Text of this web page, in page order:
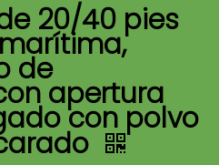
20/40 pies
marítima,
de
apertura
con polvo